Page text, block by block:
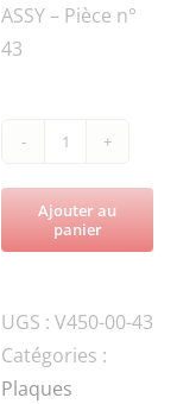
ASSY – Pièce n°
43
de
V450-
60W-
SEAL
Ajouter au
panier
UGS : V450-00-43
Catégories :
Plaques